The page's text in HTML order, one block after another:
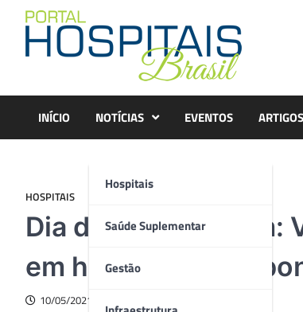
content
INÍCIO NOTÍCIAS
Hospitais
Saúde Suplementar
Gestão
EVENTOS ARTIGOS
HOSPITAIS
Dia da Enfermagem:
em hospitais com
10/05/2021